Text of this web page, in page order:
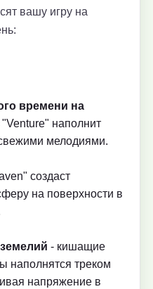
вашу игру на
времени на
"Venture" наполнит
мелодиями.
создаст
на поверхности в
- кишащие
наполнятся треком
напряжение в